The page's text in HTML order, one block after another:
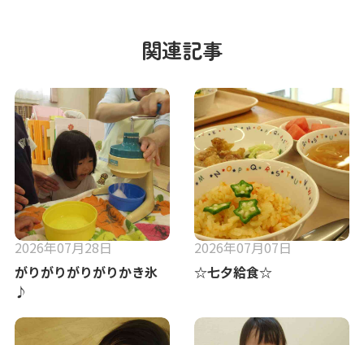
関連記事
2026年07月28日
がりがりがりがりかき氷
♪
2026年07月07日
☆七夕給食☆